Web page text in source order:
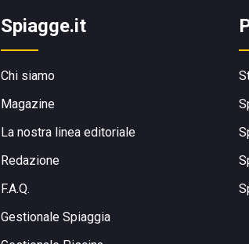
Spiagge.it
Chi siamo
Magazine
La nostra linea editoriale
Redazione
F.A.Q.
Gestionale Spiaggia